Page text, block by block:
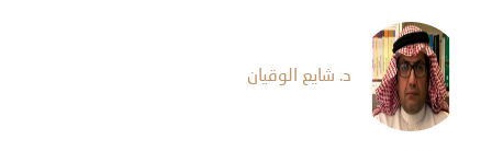
د. شايع الوقيان